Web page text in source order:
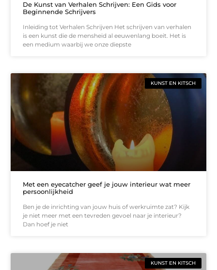
De Kunst van Verhalen Schrijven: Een Gids voor
Beginnende Schrijvers
Inleiding tot Verhalen Schrijven Het schrijven van verhalen
is een kunst die de mensheid al eeuwenlang boeit. Het is
een medium waarbij we onze diepste
KUNST EN KITSCH
Met een eyecatcher geef je jouw interieur wat meer
persoonlijkheid
Ben je de inrichting van jouw huis of werkruimte zat? Kijk
je niet meer met een tevreden gevoel naar je interieur?
Dan hoef je niet
KUNST EN KITSCH